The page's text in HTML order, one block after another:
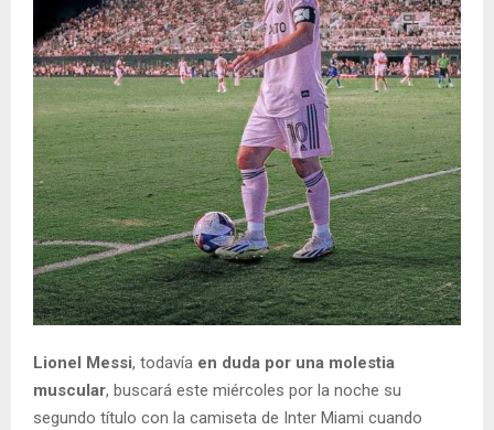
Lionel Messi, todavía en duda por una molestia
muscular, buscará este miércoles por la noche su
segundo título con la camiseta de Inter Miami cuando